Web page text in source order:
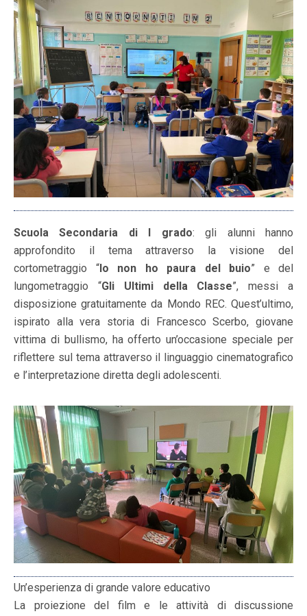
Scuola Secondaria di I grado: gli alunni hanno
approfondito il tema attraverso la visione del
cortometraggio “Io non ho paura del buio” e del
lungometraggio “Gli Ultimi della Classe”, messi a
disposizione gratuitamente da Mondo REC. Quest’ultimo,
ispirato alla vera storia di Francesco Scerbo, giovane
vittima di bullismo, ha offerto un’occasione speciale per
riflettere sul tema attraverso il linguaggio cinematografico
e l’interpretazione diretta degli adolescenti.
Un’esperienza di grande valore educativo
La proiezione del film e le attività di discussione